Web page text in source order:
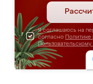
Я соглашаюсь на
согласно Политике